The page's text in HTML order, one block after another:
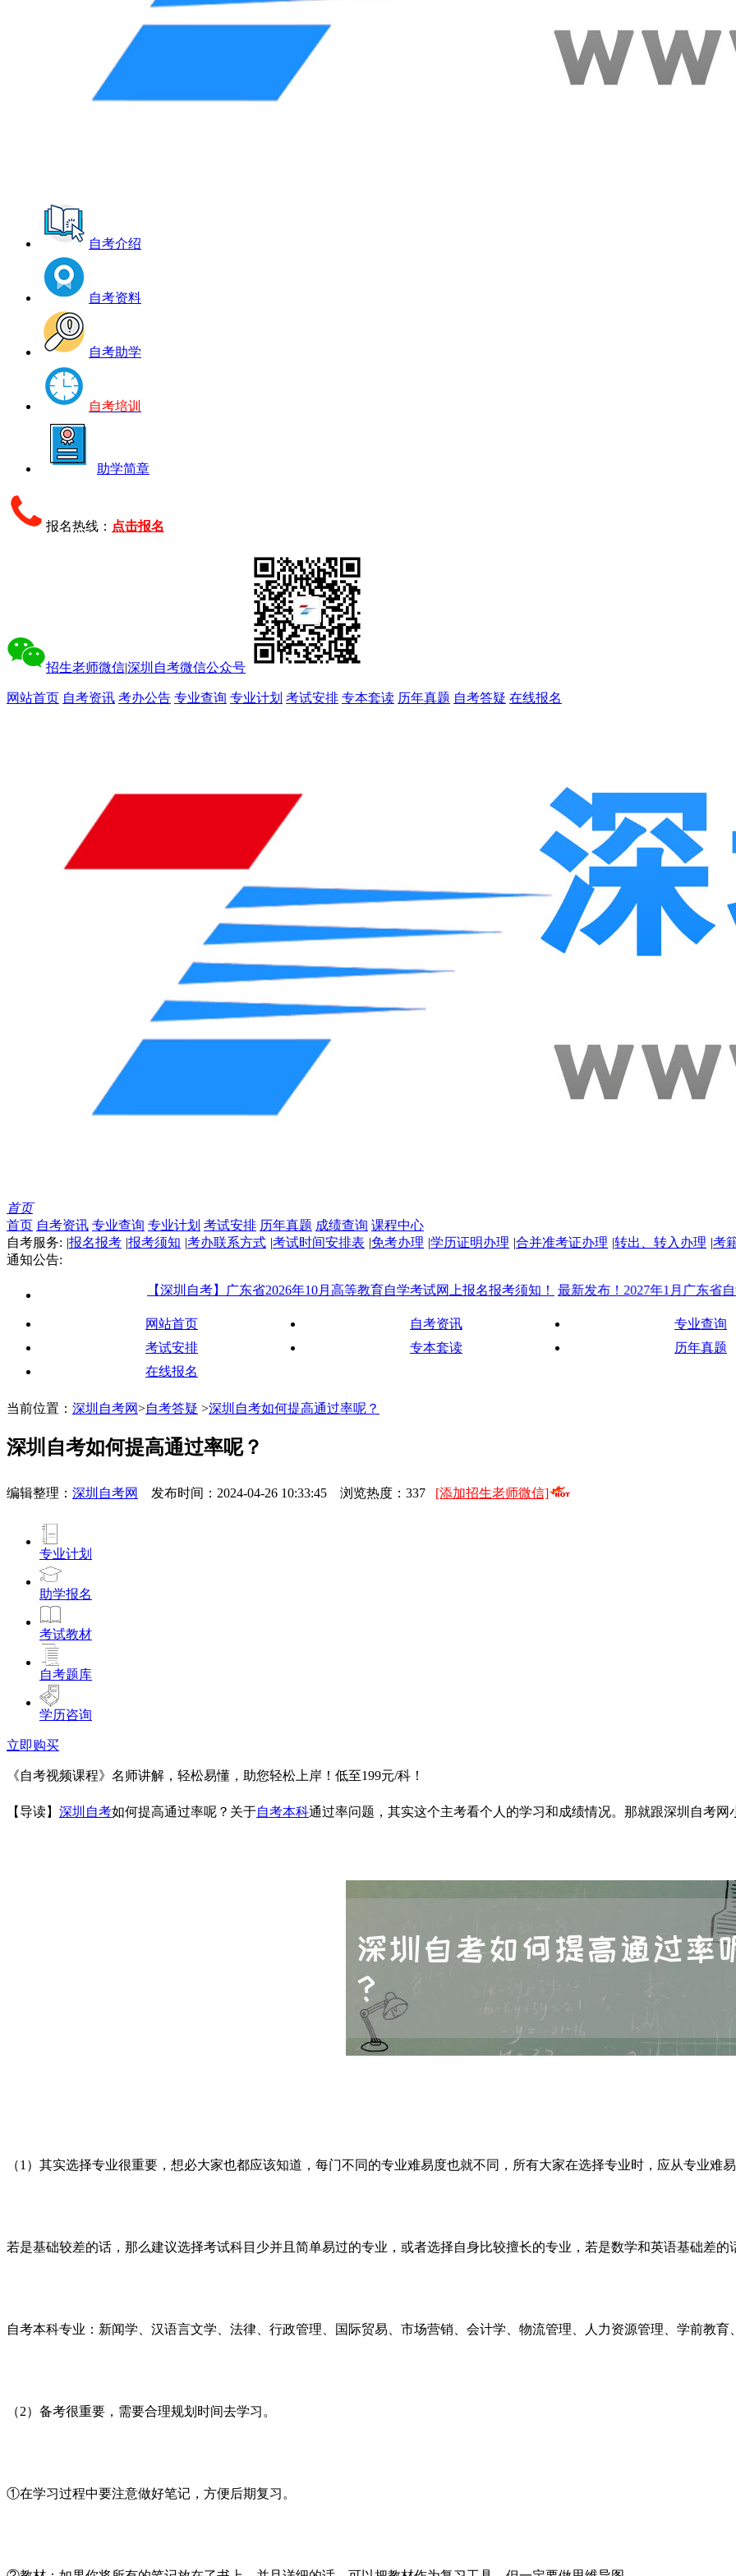
自考介绍
自考资料
自考助学
自考培训
助学简章
报名热线： 点击报名
招生老师微信|深圳自考微信公众号
网站首页 自考资讯 考办公告 专业查询 专业计划 考试安排 专本套读 历年真题 自考答疑 在线报名
首页
首页 自考资讯 专业查询 专业计划 考试安排 历年真题 成绩查询 课程中心
自考服务: |报名报考 |报考须知 |考办联系方式 |考试时间安排表 |免考办理 |学历证明办理 |合并准考证办理 |转出、转入办理 |考
通知公告:
【深圳自考】广东省2026年10月高等教育自学考试网上报名报考须知！ 最新发布！2027年1月广东省自学考试开
网站首页 自考资讯 专业查询
考试安排
专本套读 历年真题
在线报名
当前位置： 深圳自考网>自考答疑 >深圳自考如何提高通过率呢？
深圳自考如何提高通过率呢？
编辑整理： 深圳自考网 发布时间：2024-04-26 10:33:45 浏览热度： 337 [添加招生老师微信]
专业计划
助学报名
考试教材
自考题库
学历咨询
立即购买
《自考视频课程》名师讲解，轻松易懂，助您轻松上岸！低至199元/科！
【导读】 深圳自考如何提高通过率呢？关于自考本科通过率问题，其实这个主考看个人的学习和成绩情况。那就跟深圳自考网
（1）其实选择专业很重要，想必大家也都应该知道，每门不同的专业难易度也就不同，所有大家在选择专业时，应从专业难
若是基础较差的话，那么建议选择考试科目少并且简单易过的专业，或者选择自身比较擅长的专业，若是数学和英语基础差的
自考本科专业：新闻学、汉语言文学、法律、行政管理、国际贸易、市场营销、会计学、物流管理、人力资源管理、学前教
（2）备考很重要，需要合理规划时间去学习。
①在学习过程中要注意做好笔记，方便后期复习。